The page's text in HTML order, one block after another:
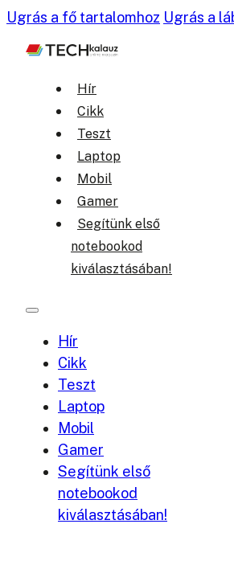
Ugrás a fő tartalomhoz Ugrás a
Hír
Cikk
Teszt
Laptop
Mobil
Gamer
Segítünk első
notebookod
kiválasztásában!
Hír
Cikk
Teszt
Laptop
Mobil
Gamer
Segítünk első
notebookod
kiválasztásában!